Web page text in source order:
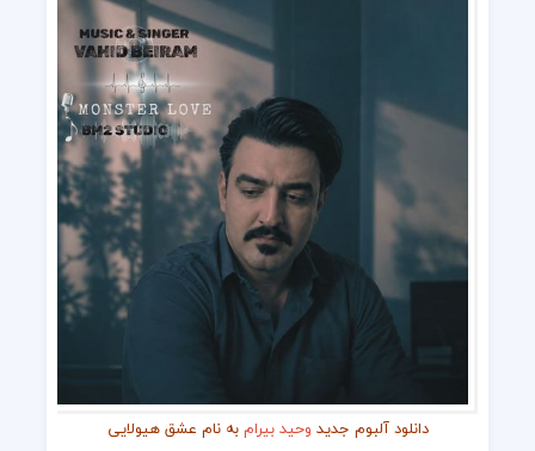
دانلود آلبوم جدید وحید بیرامبه نام عشق هیولایی